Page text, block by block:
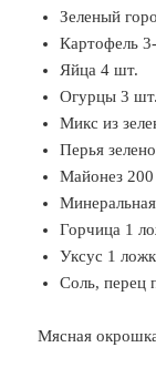
Зеленый
Картофель
Яйца 4 шт.
Огурцы 3 шт.
Микс из
Перья
Майонез 200
Горчица 1
Уксус 1
Соль, перец
Мясная